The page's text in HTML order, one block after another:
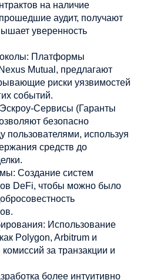
на наличие
аудит, получают
уверенность
Платформы
Mutual, предлагают
риски уязвимостей
событий.
Сервисы (Гаранты
безопасно
пользователями, используя
средств до
Создание систем
DeFi, чтобы можно было
Использование
Polygon, Arbitrum и
за транзакции и
более интуитивно